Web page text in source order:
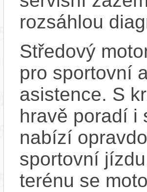
rozsáhlou
Středový
pro sportovní
asistence. S
hravě poradí i
nabízí
sportovní
terénu se